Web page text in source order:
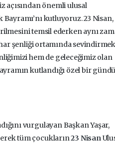
açısından önemli ulusal
kutluyoruz. 23 Nisan,
temsil ederken aynı
şenliği ortamında sevindirmek
hem de geleceğimiz olan
kutlandığı özel bir
vurgulayan Başkan Yaşar,
tüm çocukların23 Nisan